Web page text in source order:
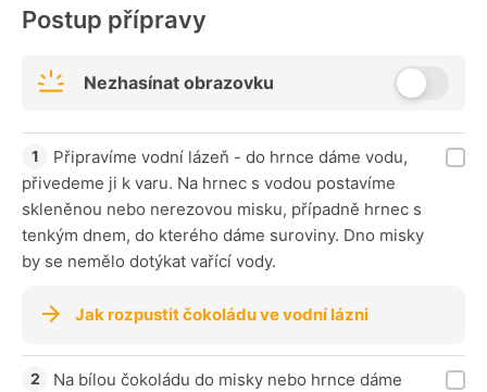
Postup přípravy
Nezhasínat obrazovku
Připravíme vodní lázeň - do hrnce dáme vodu,
přivedeme ji k varu. Na hrnec s vodou postavíme
skleněnou nebo nerezovou misku, případně hrnec s
tenkým dnem, do kterého dáme suroviny. Dno misky
by se nemělo dotýkat vařící vody.
Jak rozpustit čokoládu ve vodní lázni
Na bílou čokoládu do misky nebo hrnce dáme